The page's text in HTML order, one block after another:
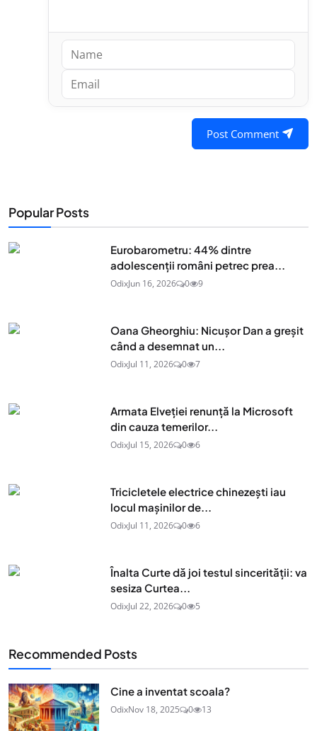
Post Comment
Popular Posts
Eurobarometru: 44% dintre
adolescenţii români petrec prea...
OdixJun 16, 2026 0 9
Oana Gheorghiu: Nicușor Dan a greșit
când a desemnat un...
OdixJul 11, 2026 0 7
Armata Elveției renunță la Microsoft
din cauza temerilor...
OdixJul 15, 2026 0 6
Tricicletele electrice chinezești iau
locul mașinilor de...
OdixJul 11, 2026 0 6
Înalta Curte dă joi testul sincerității: va
sesiza Curtea...
OdixJul 22, 2026 0 5
Recommended Posts
Cine a inventat scoala?
OdixNov 18, 2025 0 13